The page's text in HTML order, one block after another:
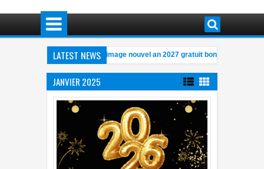
LATEST NEWS
gratuite, GIF, animé, image nouvel an 2027 gratuit bonne année 2027
2026 - Bonne année 2026, Souhaits, Citations, Messages, Images
JANVIER 2025